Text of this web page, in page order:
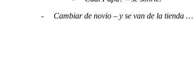
-
Cambiar de novio – y se van de la tienda …